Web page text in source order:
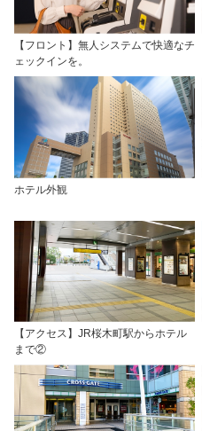
【フロント】無人システムで快適なチ
ェックインを。
ホテル外観
【アクセス】JR桜木町駅からホテル
まで②